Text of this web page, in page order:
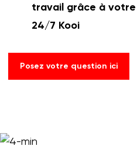
travail grâce à
24/7 Kooi
Posez votre question ici